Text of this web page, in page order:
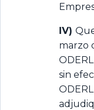
IV)
marzo
sin